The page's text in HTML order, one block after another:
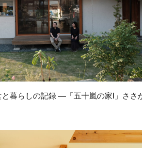
と暮らしの記録 ―「五十嵐の家I」ささ